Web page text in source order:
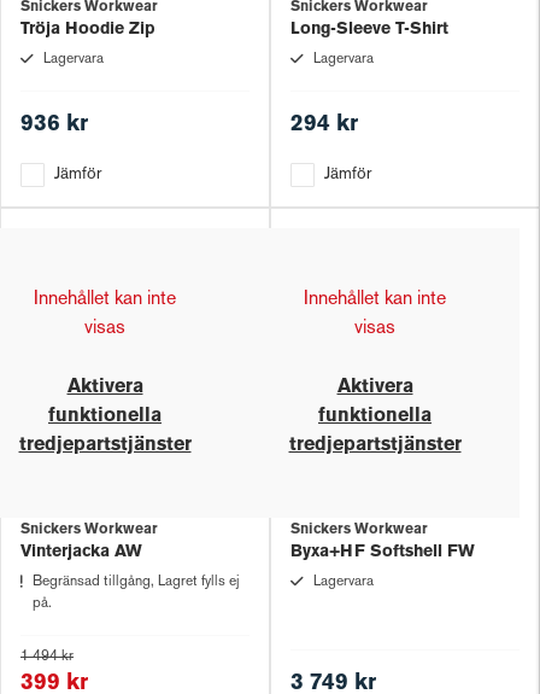
Snickers Workwear
Tröja Hoodie Zip
Lagervara
936 kr
Jämför
Snickers Workwear
Long-Sleeve T-Shirt
Lagervara
294 kr
Jämför
Innehållet kan inte
visas
Aktivera
funktionella
tredjepartstjänster
Snickers Workwear
Vinterjacka AW
Begränsad tillgång, Lagret fylls ej
på.
1 494 kr
399 kr
Innehållet kan inte
visas
Aktivera
funktionella
tredjepartstjänster
Snickers Workwear
Byxa+HF Softshell FW
Lagervara
3 749 kr